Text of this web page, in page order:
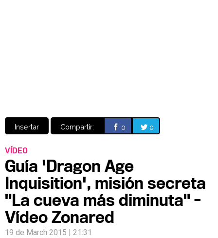
Insertar Compartir: 0 0
VÍDEO
Guía 'Dragon Age
Inquisition', misión secreta
"La cueva más diminuta" -
Vídeo Zonared
19 de March 2015 | 21:31